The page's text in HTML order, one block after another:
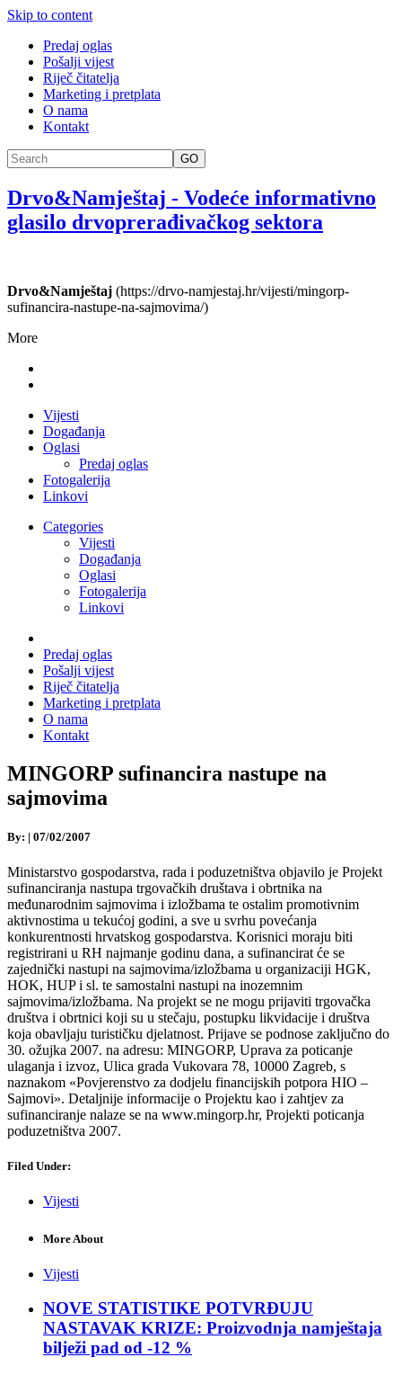
Skip to content
Predaj oglas
Pošalji vijest
Riječ čitatelja
Marketing i pretplata
O nama
Kontakt
GO
Drvo&Namještaj - Vodeće informativno
glasilo drvoprerađivačkog sektora
Drvo&Namještaj (https://drvo-namjestaj.hr/vijesti/mingorp-
sufinancira-nastupe-na-sajmovima/)
More
Vijesti
Događanja
Oglasi
Predaj oglas
Fotogalerija
Linkovi
Categories
Vijesti
Događanja
Oglasi
Fotogalerija
Linkovi
Predaj oglas
Pošalji vijest
Riječ čitatelja
Marketing i pretplata
O nama
Kontakt
MINGORP sufinancira nastupe na
sajmovima
By: | 07/02/2007
Ministarstvo gospodarstva, rada i poduzetništva objavilo je Projekt
sufinanciranja nastupa trgovačkih društava i obrtnika na
međunarodnim sajmovima i izložbama te ostalim promotivnim
aktivnostima u tekućoj godini, a sve u svrhu povećanja
konkurentnosti hrvatskog gospodarstva. Korisnici moraju biti
registrirani u RH najmanje godinu dana, a sufinancirat će se
zajednički nastupi na sajmovima/izložbama u organizaciji HGK,
HOK, HUP i sl. te samostalni nastupi na inozemnim
sajmovima/izložbama. Na projekt se ne mogu prijaviti trgovačka
društva i obrtnici koji su u stečaju, postupku likvidacije i društva
koja obavljaju turističku djelatnost. Prijave se podnose zaključno do
30. ožujka 2007. na adresu: MINGORP, Uprava za poticanje
ulaganja i izvoz, Ulica grada Vukovara 78, 10000 Zagreb, s
naznakom «Povjerenstvo za dodjelu financijskih potpora HIO –
Sajmovi». Detaljnije informacije o Projektu kao i zahtjev za
sufinanciranje nalaze se na www.mingorp.hr, Projekti poticanja
poduzetništva 2007.
Filed Under:
Vijesti
More About
Vijesti
NOVE STATISTIKE POTVRĐUJU
NASTAVAK KRIZE: Proizvodnja namještaja
bilježi pad od -12 %